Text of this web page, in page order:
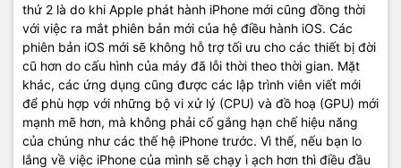
thứ 2 là do khi Apple phát hành iPhone mới cũng đồng thời
với việc ra mắt phiên bản mới của hệ điều hành iOS. Các
phiên bản iOS mới sẽ không hỗ trợ tối ưu cho các thiết bị đời
cũ hơn do cấu hình của máy đã lỗi thời theo thời gian. Mặt
khác, các ứng dụng cũng được các lập trình viên viết mới
để phù hợp với những bộ vi xử lý (CPU) và đồ hoạ (GPU) mới
mạnh mẽ hơn, mà không phải cố gắng hạn chế hiệu năng
của chúng như các thế hệ iPhone trước. Vì thế, nếu bạn lo
lắng về việc iPhone của mình sẽ chạy ì ạch hơn thì điều đầu